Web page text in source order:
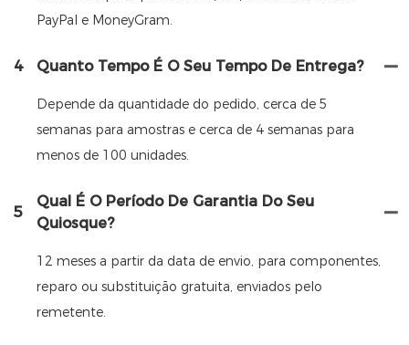
PayPal e MoneyGram.
4 Quanto Tempo É O Seu Tempo De Entrega?
Depende da quantidade do pedido, cerca de 5
semanas para amostras e cerca de 4 semanas para
menos de 100 unidades.
5
Qual É O Período De Garantia Do Seu
Quiosque?
12 meses a partir da data de envio, para componentes,
reparo ou substituição gratuita, enviados pelo
remetente.